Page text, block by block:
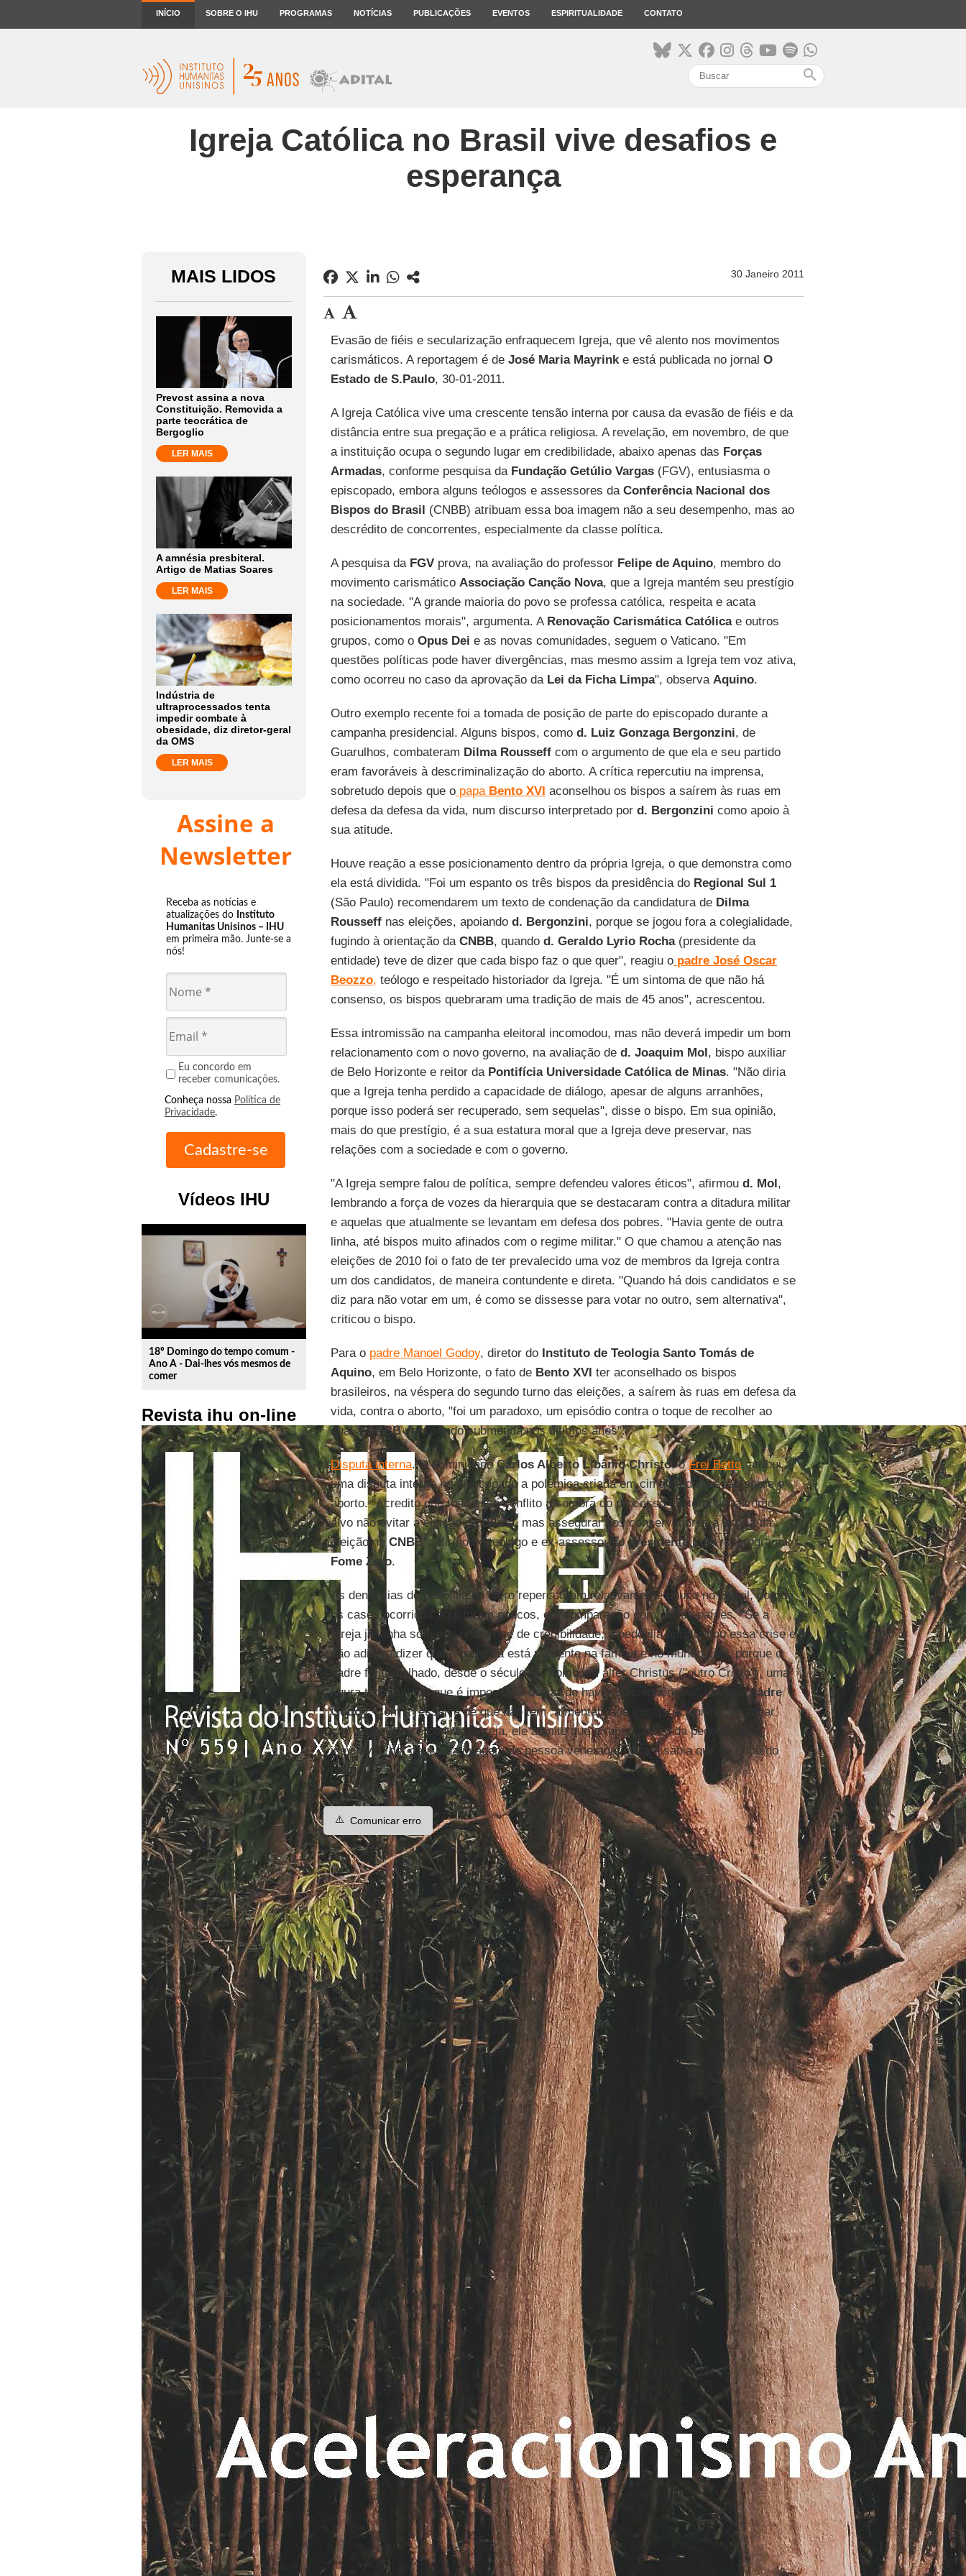
INÍCIO SOBRE O IHU PROGRAMAS NOTÍCIAS PUBLICAÇÕES EVENTOS ESPIRITUALIDADE CONTATO
search
Igreja Católica no Brasil vive desafios e
esperança
MAIS LIDOS
Prevost assina a nova
Constituição. Removida a
parte teocrática de
Bergoglio
LER MAIS
A amnésia presbiteral.
Artigo de Matias Soares
LER MAIS
Indústria de
ultraprocessados tenta
impedir combate à
obesidade, diz diretor-geral
da OMS
LER MAIS
Assine a
Newsletter
Receba as notícias e
atualizações do Instituto
Humanitas Unisinos – IHU
em primeira mão. Junte-se a
nós!
Eu concordo em
receber comunicações.
Conheça nossa Política de
Privacidade.
Vídeos IHU
play_circle_outline
18º Domingo do tempo comum -
Ano A - Dai-lhes vós mesmos de
comer
Revista ihu on-line
30 Janeiro 2011
Evasão de fiéis e secularização enfraquecem Igreja, que vê alento nos movimentos
carismáticos. A reportagem é de José Maria Mayrinke está publicada no jornal O
Estado de S.Paulo, 30-01-2011.
A Igreja Católica vive uma crescente tensão interna por causa da evasão de fiéis e da
distância entre sua pregação e a prática religiosa. A revelação, em novembro, de que
a instituição ocupa o segundo lugar em credibilidade, abaixo apenas das Forças
Armadas, conforme pesquisa da Fundação Getúlio Vargas(FGV), entusiasma o
episcopado, embora alguns teólogos e assessores da Conferência Nacional dos
Bispos do Brasil (CNBB) atribuam essa boa imagem não a seu desempenho, mas ao
descrédito de concorrentes, especialmente da classe política.
A pesquisa da FGVprova, na avaliação do professor Felipe de Aquino, membro do
movimento carismático Associação Canção Nova, que a Igreja mantém seu prestígio
na sociedade. "A grande maioria do povo se professa católica, respeita e acata
posicionamentos morais", argumenta. A Renovação Carismática Católicae outros
grupos, como o Opus Dei e as novas comunidades, seguem o Vaticano. "Em
questões políticas pode haver divergências, mas mesmo assim a Igreja tem voz ativa,
como ocorreu no caso da aprovação da Lei da Ficha Limpa", observa Aquino.
Outro exemplo recente foi a tomada de posição de parte do episcopado durante a
campanha presidencial. Alguns bispos, como d. Luiz Gonzaga Bergonzini, de
Guarulhos, combateram Dilma Rousseffcom o argumento de que ela e seu partido
eram favoráveis à descriminalização do aborto. A crítica repercutiu na imprensa,
sobretudo depois que opapa Bento XVI aconselhou os bispos a saírem às ruas em
defesa da defesa da vida, num discurso interpretado por d. Bergonzini como apoio à
sua atitude.
Houve reação a esse posicionamento dentro da própria Igreja, o que demonstra como
ela está dividida. "Foi um espanto os três bispos da presidência do Regional Sul 1
(São Paulo) recomendarem um texto de condenação da candidatura de Dilma
Rousseffnas eleições, apoiando d. Bergonzini, porque se jogou fora a colegialidade,
fugindo à orientação da CNBB, quando d. Geraldo Lyrio Rocha(presidente da
entidade) teve de dizer que cada bispo faz o que quer", reagiu o padre José Oscar
Beozzo, teólogo e respeitado historiador da Igreja. "É um sintoma de que não há
consenso, os bispos quebraram uma tradição de mais de 45 anos", acrescentou.
Essa intromissão na campanha eleitoral incomodou, mas não deverá impedir um bom
relacionamento com o novo governo, na avaliação de d. Joaquim Mol, bispo auxiliar
de Belo Horizonte e reitor da Pontifícia Universidade Católica de Minas. "Não diria
que a Igreja tenha perdido a capacidade de diálogo, apesar de alguns arranhões,
porque isso poderá ser recuperado, sem sequelas", disse o bispo. Em sua opinião,
mais do que prestígio, é a sua estatura moral que a Igreja deve preservar, nas
relações com a sociedade e com o governo.
"A Igreja sempre falou de política, sempre defendeu valores éticos", afirmou d. Mol,
lembrando a força de vozes da hierarquia que se destacaram contra a ditadura militar
e aquelas que atualmente se levantam em defesa dos pobres. "Havia gente de outra
linha, até bispos muito afinados com o regime militar." O que chamou a atenção nas
eleições de 2010 foi o fato de ter prevalecido uma voz de membros da Igreja contra
um dos candidatos, de maneira contundente e direta. "Quando há dois candidatos e se
diz para não votar em um, é como se dissesse para votar no outro, sem alternativa",
criticou o bispo.
Para o padre Manoel Godoy, diretor do Instituto de Teologia Santo Tomás de
Aquino, em Belo Horizonte, o fato de Bento XVI ter aconselhado os bispos
brasileiros, na véspera do segundo turno das eleições, a saírem às ruas em defesa da
vida, contra o aborto, "foi um paradoxo, um episódio contra o toque de recolher ao
qual aCNBBvem sendo submetida nos últimos anos".
Disputa interna. O dominicanoCarlos Alberto Libânio Christo, oFrei Betto, atribui a
uma disputa interna no episcopado a polêmica criada em cima da discussão sobre o
aborto. "Acredito que todo esse conflito à sombra do processo eleitoral tinha como
alvo não evitar a eleição daDilma, mas assegurar aos conservadores a vitória da
eleição naCNBB", afirmou o teólogo e ex-assessor dopresidente Lulano programa
Fome Zero.
As denúncias de pedofilia no clero repercutiram relativamente pouco no Brasil, porque
os casos ocorridos aqui foram poucos, em comparação com outros países. "Se a
Igreja já vinha sofrendo uma crise de credibilidade, a pedofilia aprofundou essa crise e
não adianta dizer que a pedofilia está presente na família e no mundo civil, porque o
padre foi trabalhado, desde o século 16, como um alter Christus ("outro Cristo"), uma
figura tão exaltada que é impossível deixar de haver consequências", disse opadre
Godoy. Com a ressalva de que não tem "a mentalidade conspiracionista" de achar
que a imprensa é contra a Igreja, ele admite que a repercussão da pedofilia é
inevitável, por causa da imagem de pessoa venerada, culta e sábia que se criou do
padre.
⚠️ Comunicar erro